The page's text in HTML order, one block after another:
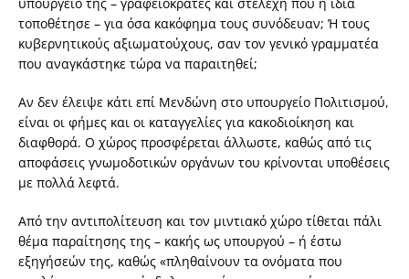
υπουργείο της – γραφειοκράτες και στελέχη που η ίδια
τοποθέτησε – για όσα κακόφημα τους συνόδευαν; Ή τους
κυβερνητικούς αξιωματούχους, σαν τον γενικό γραμματέα
που αναγκάστηκε τώρα να παραιτηθεί;
Αν δεν έλειψε κάτι επί Μενδώνη στο υπουργείο Πολιτισμού,
είναι οι φήμες και οι καταγγελίες για κακοδιοίκηση και
διαφθορά. Ο χώρος προσφέρεται άλλωστε, καθώς από τις
αποφάσεις γνωμοδοτικών οργάνων του κρίνονται υποθέσεις
με πολλά λεφτά.
Από την αντιπολίτευση και τον μιντιακό χώρο τίθεται πάλι
θέμα παραίτησης της – κακής ως υπουργού – ή έστω
εξηγήσεών της, καθώς «πληθαίνουν τα ονόματα που